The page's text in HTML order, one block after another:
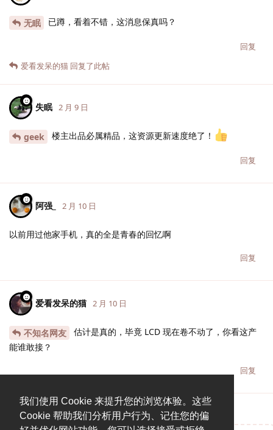
我们使用 Cookie 来提升您的浏览体验。这些
Cookie 帮助我们分析用户行为、记住您的偏
无眠 已蹲，看着不错，这消息保真吗？
回复
爱看发呆的猫 回复了此帖
失眠 2 月 9 日
geek 楼主出品必属精品，这资源更新速度绝了！
回复
阿强_ 2 月 10 日
以前用过他家手机，真的全是青春的回忆啊
回复
爱看发呆的猫 2 月 10 日
不知名网友
估计是真的，毕竟 LCD 现在卷不动了，你看这产
能谁敢接？
回复